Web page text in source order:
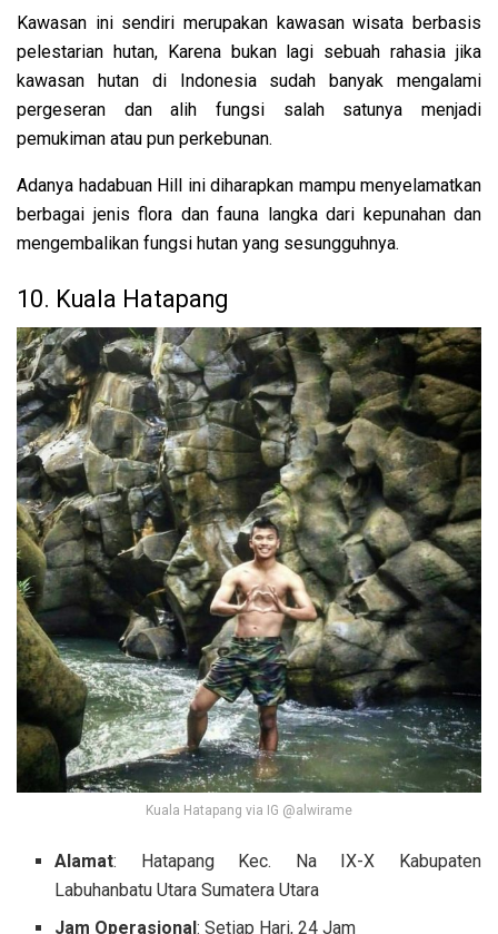
Kawasan ini sendiri merupakan kawasan wisata berbasis
pelestarian hutan, Karena bukan lagi sebuah rahasia jika
kawasan hutan di Indonesia sudah banyak mengalami
pergeseran dan alih fungsi salah satunya menjadi
pemukiman atau pun perkebunan.
Adanya hadabuan Hill ini diharapkan mampu menyelamatkan
berbagai jenis flora dan fauna langka dari kepunahan dan
mengembalikan fungsi hutan yang sesungguhnya.
10. Kuala Hatapang
Kuala Hatapang via IG @alwirame
Alamat: Hatapang Kec. Na IX-X Kabupaten
Labuhanbatu Utara Sumatera Utara
Jam Operasional: Setiap Hari, 24 Jam